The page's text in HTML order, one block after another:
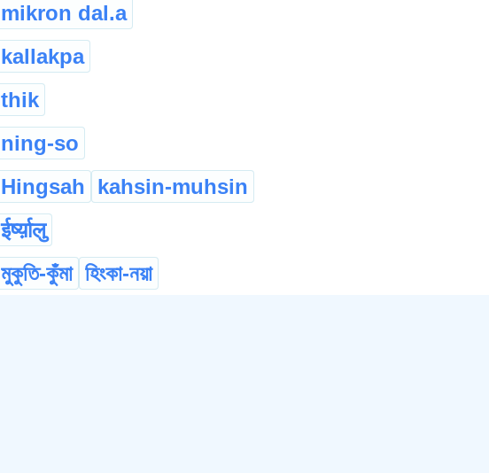
mikron dal.a
kallakpa
thik
ning-so
Hingsah kahsin-muhsin
ईर्ष्य़ालु
মুকুতি-কুঁমা হিংকা-নয়া